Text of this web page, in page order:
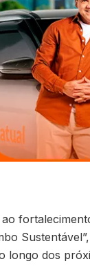
longo dos